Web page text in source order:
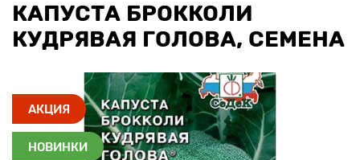
КАПУСТА БРОККОЛИ
КУДРЯВАЯ ГОЛОВА, СЕМЕНА
АКЦИЯ
НОВИНКИ